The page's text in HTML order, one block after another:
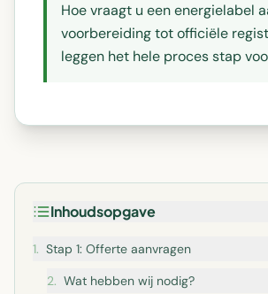
Hoe vraagt u een energielabel
voorbereiding tot officiële
leggen het hele proces stap
Inhoudsopgave
1. Stap 1: Offerte aanvragen
2. Wat hebben wij nodig?